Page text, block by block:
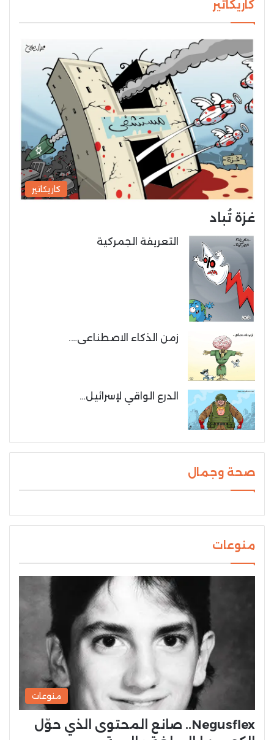
كاريكاتير
كاريكاتير
غزة تُباد
التعريفة الجمركية
زمن الذكاء الاصطناعى….
الدرع الواقي لإسرائيل…
صحة وجمال
منوعات
منوعات
Negusflex.. صانع المحتوى الذي حوّل